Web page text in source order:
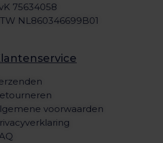
75634058
NL860346699B01
voorwaarden